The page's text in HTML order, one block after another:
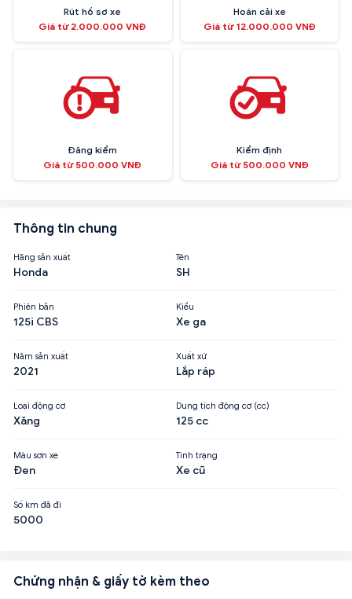
Rút hồ sơ xe
Giá từ 2.000.000 VNĐ
Hoán cải xe
Giá từ 12.000.000 VNĐ
Đăng kiểm
Giá từ 500.000 VNĐ
Kiểm định
Giá từ 500.000 VNĐ
Thông tin chung
Hãng sản xuất
Honda
Tên
SH
Phiên bản
125i CBS
Kiểu
Xe ga
Năm sản xuất
2021
Xuất xứ
Lắp ráp
Loại động cơ
Xăng
Dung tích động cơ (cc)
125 cc
Màu sơn xe
Đen
Tình trạng
Xe cũ
Số km đã đi
5000
Chứng nhận & giấy tờ kèm theo